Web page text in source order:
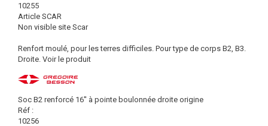
10255
Article SCAR
Non visible site Scar
Renfort moulé, pour les terres difficiles. Pour type de corps B2, B3.
Droite. Voir le produit
Soc B2 renforcé 16'' à pointe boulonnée droite origine
Réf :
10256